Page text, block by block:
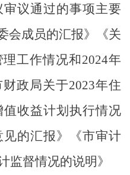
审议通过的事项主要
会成员的汇报》《关
理工作情况和2024年
财政局关于2023年住
收益计划执行情况
的汇报》《市审计
监督情况的说明》